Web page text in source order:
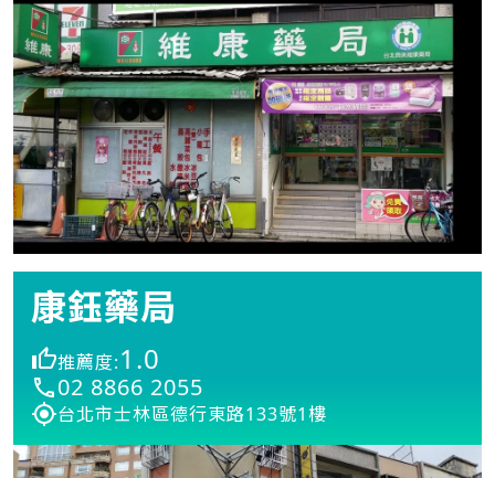
康鈺藥局
推薦度:1.0
02 8866 2055
台北市士林區德行東路133號1樓